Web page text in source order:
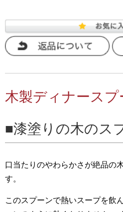
木製ディナースプ
漆塗りの木のス
口当たりのやわらかさが絶品の
す。
このスプーンで熱いスープを飲